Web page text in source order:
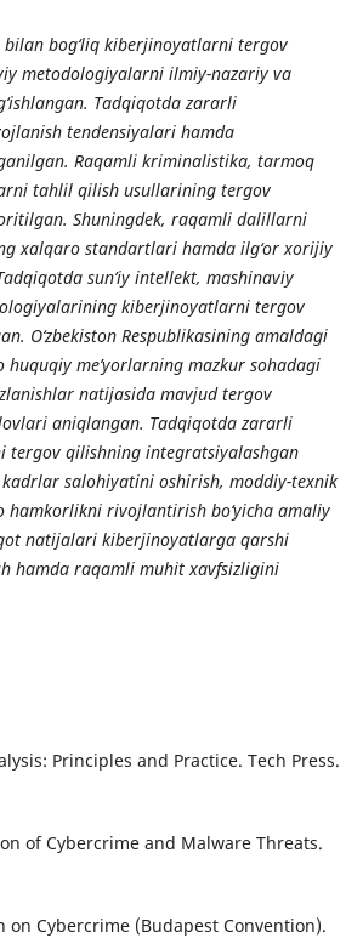
bog‘liq kiberjinoyatlarni tergov
metodologiyalarni ilmiy-nazariy va
Tadqiqotda zararli
tendensiyalari hamda
Raqamli kriminalistika, tarmoq
tahlil qilish usullarining tergov
Shuningdek, raqamli dalillarni
xalqaro standartlari hamda ilg‘or xorijiy
sun’iy intellekt, mashinaviy
kiberjinoyatlarni tergov
O‘zbekiston Respublikasining amaldagi
me’yorlarning mazkur sohadagi
natijasida mavjud tergov
aniqlangan. Tadqiqotda zararli
tergov qilishning integratsiyalashgan
salohiyatini oshirish, moddiy-texnik
hamkorlikni rivojlantirish bo‘yicha amaliy
natijalari kiberjinoyatlarga qarshi
hamda raqamli muhit xavfsizligini
Principles and Practice. Tech Press.
of Cybercrime and Malware Threats.
on Cybercrime (Budapest Convention).